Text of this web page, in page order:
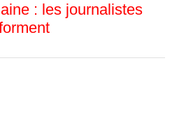
: les journalistes